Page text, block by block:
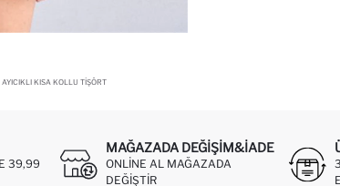
KISA KOLLU TIŞÖRT
39,99
MAĞAZADA DEĞIŞIM&İADE
ONLINE AL MAĞAZADA
DEĞIŞTIR